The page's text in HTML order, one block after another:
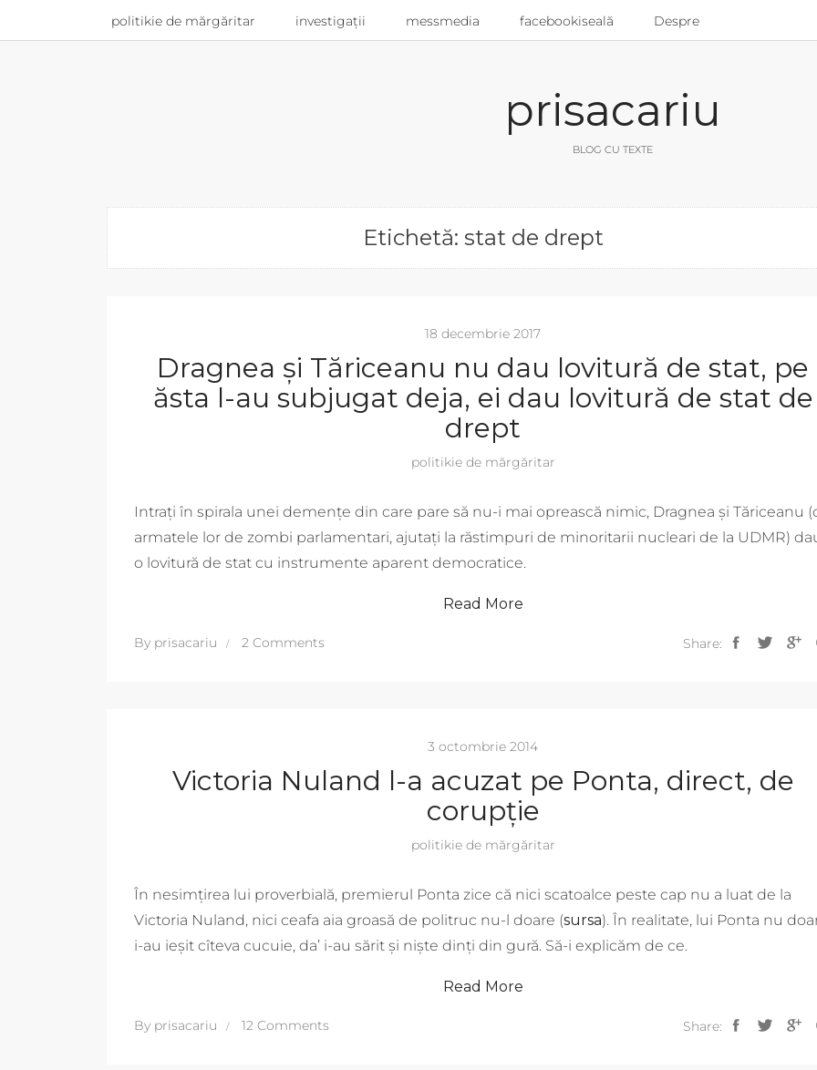
politikie de mărgăritar investigații messmedia facebookiseală Despre
prisacariu
BLOG CU TEXTE
Etichetă: stat de drept
18 decembrie 2017
Dragnea și Tăriceanu nu dau lovitură de stat, pe
ăsta l-au subjugat deja, ei dau lovitură de stat de
drept
politikie de mărgăritar
Intrați în spirala unei demențe din care pare să nu-i mai oprească nimic, Dragnea și Tăriceanu
armatele lor de zombi parlamentari, ajutați la răstimpuri de minoritarii nucleari de la UDMR)
o lovitură de stat cu instrumente aparent democratice.
Read More
By prisacariu 2 Comments Share:
3 octombrie 2014
Victoria Nuland l-a acuzat pe Ponta, direct, de
corupție
politikie de mărgăritar
În nesimțirea lui proverbială, premierul Ponta zice că nici scatoalce peste cap nu a luat de la
Victoria Nuland, nici ceafa aia groasă de politruc nu-l doare (sursa). În realitate, lui Ponta nu
i-au ieșit cîteva cucuie, da’ i-au sărit și niște dinți din gură. Să-i explicăm de ce.
Read More
By prisacariu 12 Comments Share: